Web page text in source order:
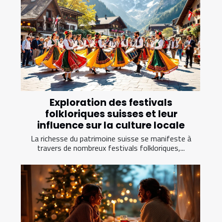
Exploration des festivals
folkloriques suisses et leur
influence sur la culture locale
La richesse du patrimoine suisse se manifeste à
travers de nombreux festivals folkloriques,...